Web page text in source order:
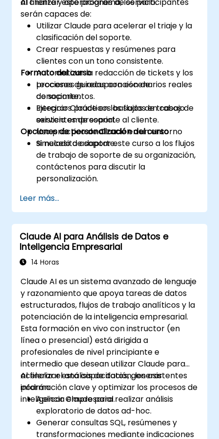
serán capaces de:
Utilizar Claude para acelerar el triaje y la
clasificación del soporte.
Crear respuestas y resúmenes para
clientes con un tono consistente.
Automatizar la redacción de tickets y los
procesos de recuperación de
conocimientos.
Integrar Claude en los flujos de trabajo
existentes de soporte al cliente.
Formato del curso
Lecciones guiadas con escenarios reales
de soporte.
Ejercicios prácticos basados en casos de
servicio empresarial.
Uso práctico de Claude en un entorno
simulado de soporte.
Opciones de personalización del curso
Si necesita adaptar este curso a los flujos
de trabajo de soporte de su organización,
contáctenos para discutir la
personalización.
Leer más...
Claude AI para Análisis de Datos e
Inteligencia Empresarial
14 Horas
Claude AI es un sistema avanzado de lenguaje
y razonamiento que apoya tareas de datos
estructurados, flujos de trabajo analíticos y la
potenciación de la inteligencia empresarial.
Esta formación en vivo con instructor (en
línea o presencial) está dirigida a
profesionales de nivel principiante e
intermedio que desean utilizar Claude para
acelerar el análisis de datos, generar
información clave y optimizar los procesos de
inteligencia empresarial.
Al finalizar esta capacitación, los asistentes
podrán:
Aplicar Claude para realizar análisis
exploratorio de datos ad-hoc.
Generar consultas SQL, resúmenes y
transformaciones mediante indicaciones